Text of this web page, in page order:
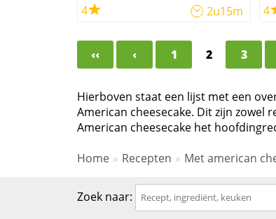
4 2u15m 4
‹‹ ‹ 1 2 3
Hierboven staat een lijst met een
American cheesecake. Dit zijn zowel
American cheesecake het
Home
Recepten Met american
Zoek naar: